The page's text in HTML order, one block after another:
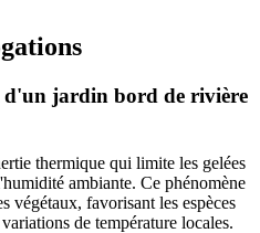
jardin bord de rivière
thermique qui limite les gelées
ambiante. Ce phénomène
végétaux, favorisant les espèces
de température locales.